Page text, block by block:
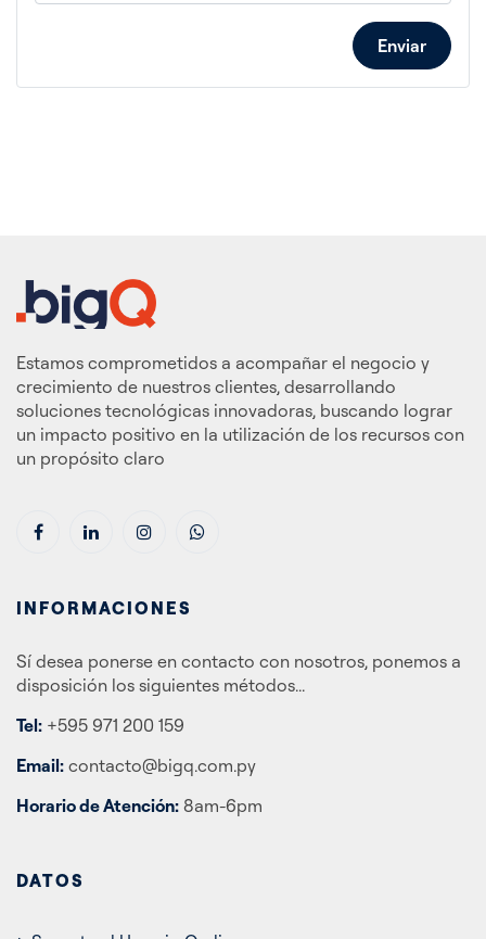
Enviar
Estamos comprometidos a acompañar el negocio y
crecimiento de nuestros clientes, desarrollando
soluciones tecnológicas innovadoras, buscando lograr
un impacto positivo en la utilización de los recursos con
un propósito claro
INFORMACIONES
Sí desea ponerse en contacto con nosotros, ponemos a
disposición los siguientes métodos...
Tel: +595 971 200 159
Email: contacto@bigq.com.py
Horario de Atención: 8am-6pm
DATOS